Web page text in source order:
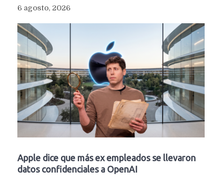
6 agosto, 2026
Apple dice que más ex empleados se llevaron
datos confidenciales a OpenAI